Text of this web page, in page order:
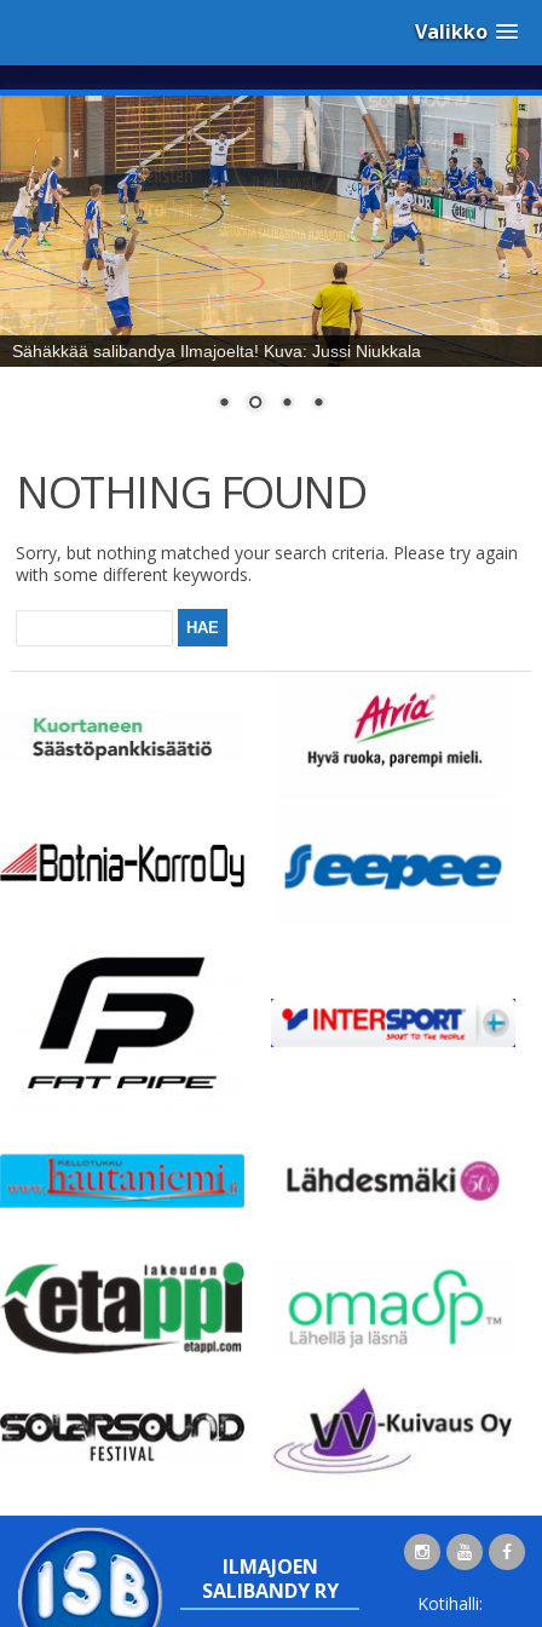
Valikko
Sähäkkää salibandya Ilmajoelta! Kuva: Jussi Niukkala
NOTHING FOUND
Sorry, but nothing matched your search criteria. Please try again
with some different keywords.
ILMAJOEN
SALIBANDY RY
Kotihalli: